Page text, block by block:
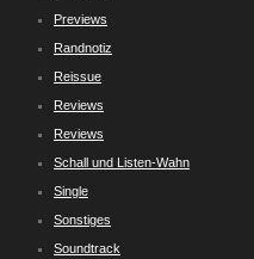
Previews
Randnotiz
Reissue
Reviews
Reviews
Schall und Listen-Wahn
Single
Sonstiges
Soundtrack